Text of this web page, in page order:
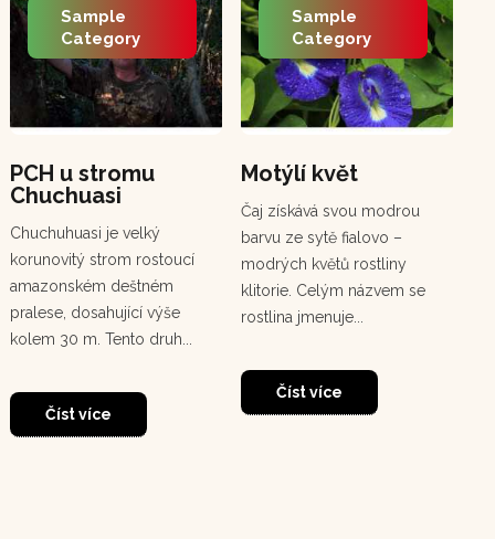
PCH u stromu
Chuchuasi
Sample
Category
Chuchuhuasi je velký
korunovitý strom rostoucí
amazonském deštném
pralese, dosahující výše
kolem 30 m. Tento druh...
Číst více
Motýlí květ
Sample
Category
Čaj získává svou modrou
barvu ze sytě fialovo –
modrých květů rostliny
klitorie. Celým názvem se
rostlina jmenuje...
Číst více